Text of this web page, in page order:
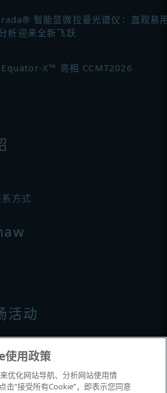
智能显微拉曼光谱仪：直观易
析迎来全新飞跃
Equator-X™ 亮相 CCMT2026
方式
活动
使用政策
优化网站导航、分析网站使用情
击“接受所有Cookie”，即表示您同意